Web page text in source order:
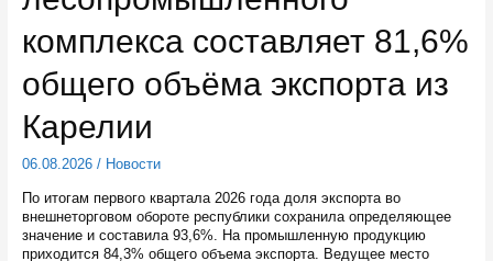
колледжа
вуза
комплекса составляет 81,6%
общего объёма экспорта из
Карелии
06.08.2026/ Новости
По итогам первого квартала 2026 года доля экспорта во
внешнеторговом обороте республики сохранила определяющее
значение и составила 93,6%. На промышленную продукцию
приходится 84,3% общего объема экспорта. Ведущее место